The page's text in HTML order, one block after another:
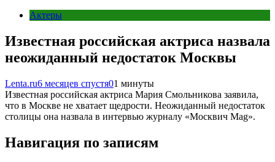
Актеры
Известная российская актриса назвала
неожиданный недостаток Москвы
Lenta.ru6 месяцев спустя01 минуты
Известная российская актриса Мария Смольникова заявила,
что в Москве не хватает щедрости. Неожиданный недостаток
столицы она назвала в интервью журналу «Москвич Mag».
Навигация по записям